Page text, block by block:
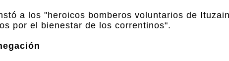
a los "heroicos bomberos voluntarios de
por el bienestar de los correntinos".